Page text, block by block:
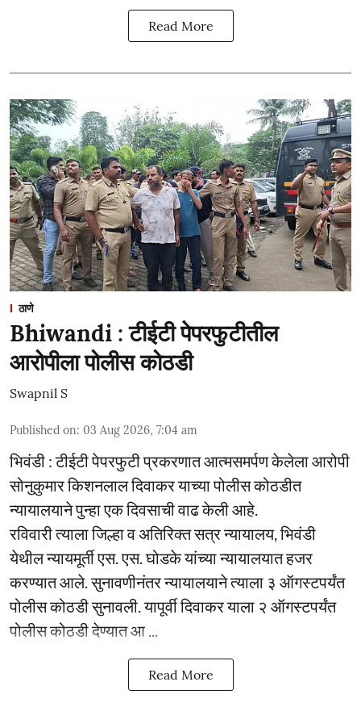
Read More
ठाणे
Bhiwandi : टीईटी पेपरफुटीतील
आरोपीला पोलीस कोठडी
Swapnil S
Published on: 03 Aug 2026, 7:04 am
भिवंडी : टीईटी पेपरफुटी प्रकरणात आत्मसमर्पण केलेला आरोपी
सोनुकुमार किशनलाल दिवाकर याच्या पोलीस कोठडीत
न्यायालयाने पुन्हा एक दिवसाची वाढ केली आहे.
रविवारी त्याला जिल्हा व अतिरिक्त सत्र न्यायालय, भिवंडी
येथील न्यायमूर्ती एस. एस. घोडके यांच्या न्यायालयात हजर
करण्यात आले. सुनावणीनंतर न्यायालयाने त्याला ३ ऑगस्टपर्यंत
पोलीस कोठडी सुनावली. यापूर्वी दिवाकर याला २ ऑगस्टपर्यंत
पोलीस कोठडी देण्यात आ ...
Read More